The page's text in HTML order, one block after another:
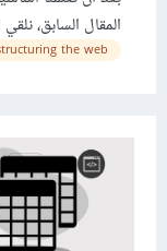
المقال السابق،
the web